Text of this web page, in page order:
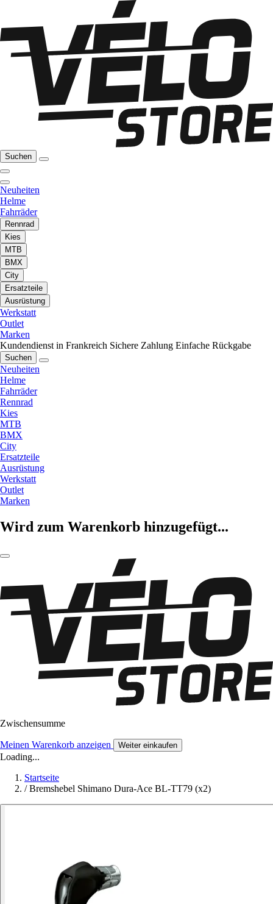
Suchen
Neuheiten
Helme
Fahrräder
Rennrad
Kies
MTB
BMX
City
Ersatzteile
Ausrüstung
Werkstatt
Outlet
Marken
Kundendienst in Frankreich Sichere Zahlung Einfache Rückgabe
Suchen
Neuheiten
Helme
Fahrräder
Rennrad
Kies
MTB
BMX
City
Ersatzteile
Ausrüstung
Werkstatt
Outlet
Marken
Wird zum Warenkorb hinzugefügt...
Zwischensumme
Meinen Warenkorb anzeigen Weiter einkaufen
Loading...
Startseite
/ Bremshebel Shimano Dura-Ace BL-TT79 (x2)